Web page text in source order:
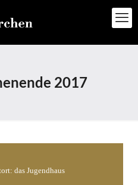
2017
das Jugendhaus